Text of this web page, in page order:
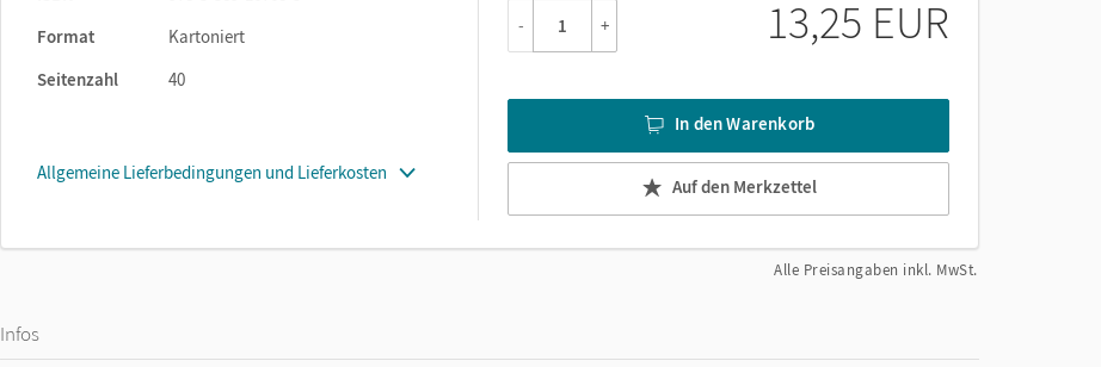
Format
Kartoniert
Seitenzahl
40
Allgemeine Lieferbedingungen und Lieferkosten
- + 13,25 EUR
In den Warenkorb
Auf den Merkzettel
Alle Preisangaben inkl. MwSt.
Infos